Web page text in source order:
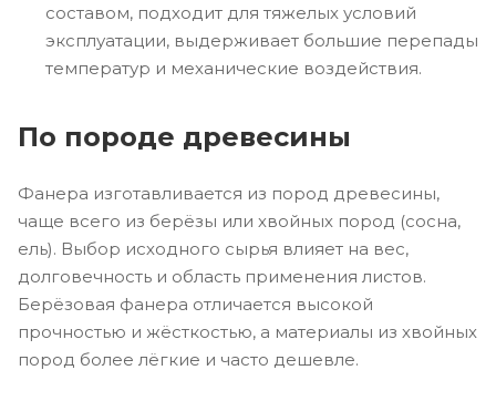
составом, подходит для тяжелых условий
эксплуатации, выдерживает большие перепады
температур и механические воздействия.
По породе древесины
Фанера изготавливается из пород древесины,
чаще всего из берёзы или хвойных пород (сосна,
ель). Выбор исходного сырья влияет на вес,
долговечность и область применения листов.
Берёзовая фанера отличается высокой
прочностью и жёсткостью, а материалы из хвойных
пород более лёгкие и часто дешевле.